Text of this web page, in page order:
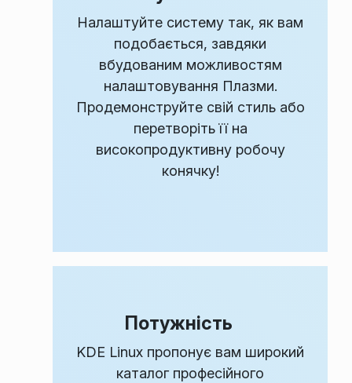
Налаштуйте систему так, як вам
подобається, завдяки
вбудованим можливостям
налаштовування Плазми.
Продемонструйте свій стиль або
перетворіть її на
високопродуктивну робочу
конячку!
Потужність
KDE Linux пропонує вам широкий
каталог професійного